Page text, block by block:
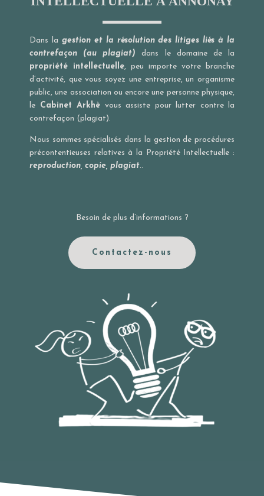
Dans la gestion et la résolution des litiges liés à la
contrefaçon (au plagiat) dans le domaine de la
propriété intellectuelle, peu importe votre branche
d’activité, que vous soyez une entreprise, un organisme
public, une association ou encore une personne physique,
le Cabinet Arkhè vous assiste pour lutter contre la
contrefaçon (plagiat).
Nous sommes spécialisés dans la gestion de procédures
précontentieuses relatives à la Propriété Intellectuelle :
reproduction, copie, plagiat..
Besoin de plus d’informations ?
Contactez-nous